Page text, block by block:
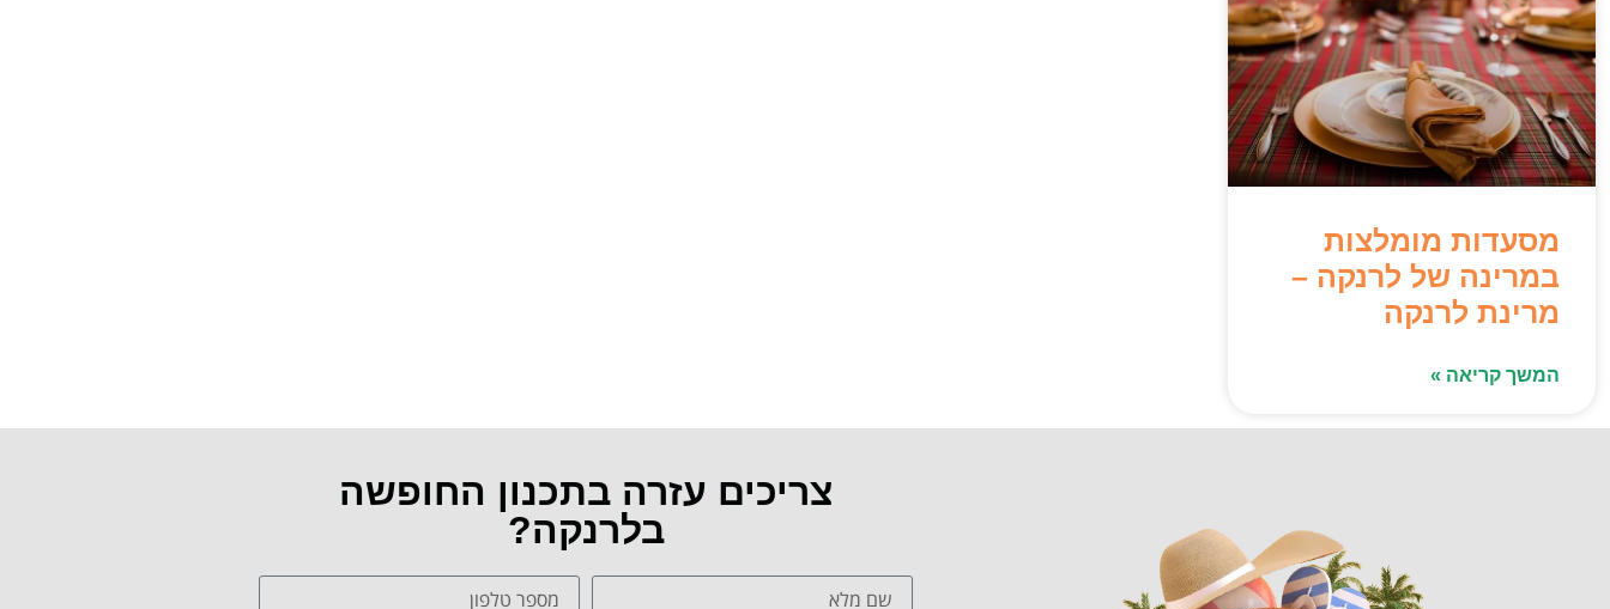
מסעדות מומלצות
במרינה של לרנקה –
מרינת לרנקה
המשך קריאה »
צריכים עזרה בתכנון החופשה
בלרנקה?